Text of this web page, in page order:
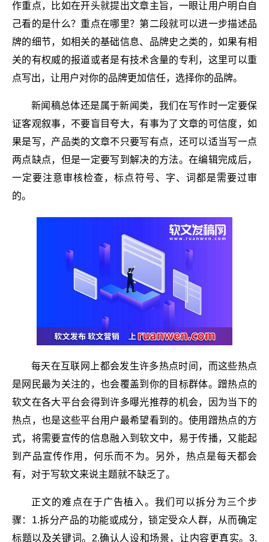
作重点，比如在开头就提出文章主旨，一眼让用户明白自
己看的是什么？重点在哪里？第二段就可以进一步描述品
牌的细节，如相关的基础信息、品牌史之类的，如果有相
关的有权威的报道或者是有技术含量的专利，这里可以重
点写出，让用户对你的品牌更加信任，选择你的品牌。
新闻稿总体还是属于新闻类，我们在写作时一定要保
证客观叙事，不要盲目夸大，有事为了文章的可信度，如
果是写，产品类的文章不只要写有点，还可以适当写一点
两点缺点，但是一定要写到解决的方法。在编辑完成后，
一定要注意审核检查，标点符号、字、词都是需要过审
的。
每天在互联网上都会发生许多热点时间，而这些热点
是网民最为关注的，也会覆盖到你的目标群体。蹭热点的
软文在各大平台会得到许多曝光推荐的机会，因为当下的
热点，也是这些平台用户最希望看到的。使用蹭热点的方
式，将需要宣传的信息融入到软文中，易于传播，又能起
到产品宣传作用，何乐而不为。另外，热点是每天都会
有，对于写软文来说主题就不缺乏了。
正文的难点在于广告植入。我们可以拆分为三个步
骤：1.拆分产品的功能或成分，锁定受众人群，从而确定
标题以及关键词。2.确认人设和场景，让内容更真实。3.